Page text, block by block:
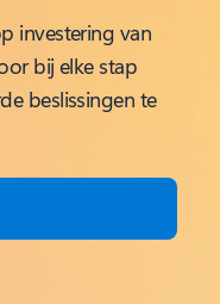
investering van
bij elke stap
beslissingen te